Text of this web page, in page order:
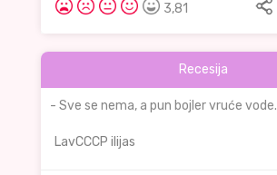
3,81
Recesija
- Sve se nema, a pun bojler vruće vode.
LavCCCP ilijas